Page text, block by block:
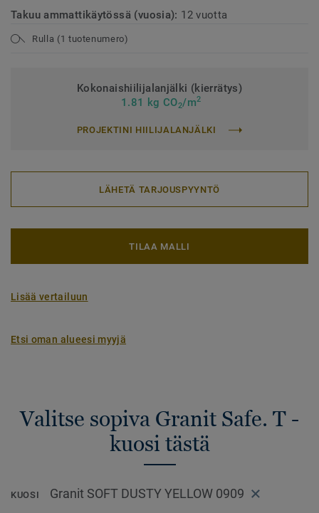
Takuu ammattikäytössä (vuosia): 12 vuotta
Rulla (1 tuotenumero)
Kokonaishiilijalanjälki (kierrätys)
1.81 kg CO2/m2
PROJEKTINI HIILIJALANJÄLKI
LÄHETÄ TARJOUSPYYNTÖ
TILAA MALLI
Lisää vertailuun
Etsi oman alueesi myyjä
Valitse sopiva Granit Safe. T -
kuosi tästä
KUOSI Granit SOFT DUSTY YELLOW 0909